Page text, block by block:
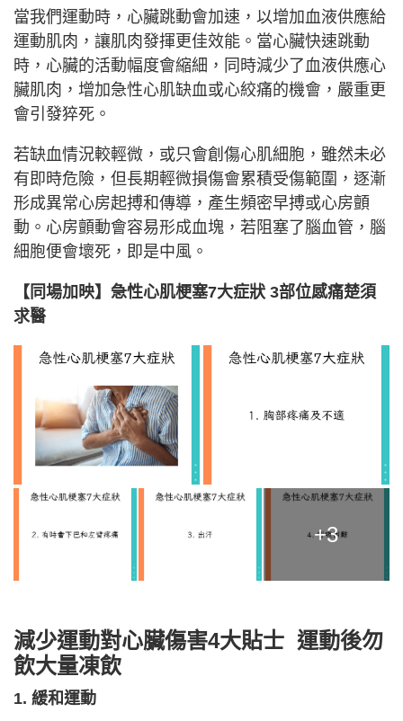
當我們運動時，心臟跳動會加速，以增加血液供應給
運動肌肉，讓肌肉發揮更佳效能。當心臟快速跳動
時，心臟的活動幅度會縮細，同時減少了血液供應心
臟肌肉，增加急性心肌缺血或心絞痛的機會，嚴重更
會引發猝死。
若缺血情況較輕微，或只會創傷心肌細胞，雖然未必
有即時危險，但長期輕微損傷會累積受傷範圍，逐漸
形成異常心房起搏和傳導，產生頻密早搏或心房顫
動。心房顫動會容易形成血塊，若阻塞了腦血管，腦
細胞便會壞死，即是中風。
【同場加映】急性心肌梗塞7大症狀 3部位感痛楚須
求醫
+3
減少運動對心臟傷害4大貼士 運動後勿
飲大量凍飲
1. 緩和運動